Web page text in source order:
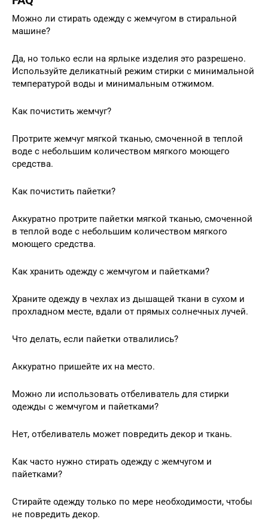
Можно ли стирать одежду с жемчугом в стиральной
машине?
Да, но только если на ярлыке изделия это разрешено.
Используйте деликатный режим стирки с минимальной
температурой воды и минимальным отжимом.
Как почистить жемчуг?
Протрите жемчуг мягкой тканью, смоченной в теплой
воде с небольшим количеством мягкого моющего
средства.
Как почистить пайетки?
Аккуратно протрите пайетки мягкой тканью, смоченной
в теплой воде с небольшим количеством мягкого
моющего средства.
Как хранить одежду с жемчугом и пайетками?
Храните одежду в чехлах из дышащей ткани в сухом и
прохладном месте, вдали от прямых солнечных лучей.
Что делать, если пайетки отвалились?
Аккуратно пришейте их на место.
Можно ли использовать отбеливатель для стирки
одежды с жемчугом и пайетками?
Нет, отбеливатель может повредить декор и ткань.
Как часто нужно стирать одежду с жемчугом и
пайетками?
Стирайте одежду только по мере необходимости, чтобы
не повредить декор.